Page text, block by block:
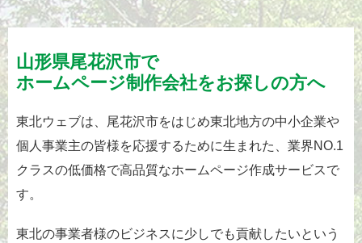
山形県尾花沢市で
ホームページ制作会社をお探しの方へ
東北ウェブは、尾花沢市をはじめ東北地方の中小企業や
個人事業主の皆様を応援するために生まれた、業界NO.1
クラスの低価格で高品質なホームページ作成サービスで
す。
東北の事業者様のビジネスに少しでも貢献したいという